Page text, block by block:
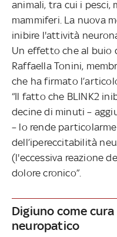
animali, tra cui i pesci,
mammiferi. La nuova
inibire l'attività
Un effetto che al buio
Raffaella Tonini,
che ha firmato
“Il fatto che BLINK2
decine di minuti –
– lo rende
dell’ipereccitabilità
(l'eccessiva reazione
dolore cronico”.
Digiuno come
neuropatico